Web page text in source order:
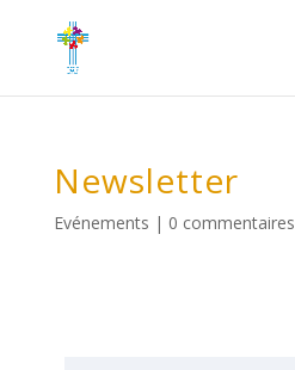
Newsletter
Evénements | 0 commentaires